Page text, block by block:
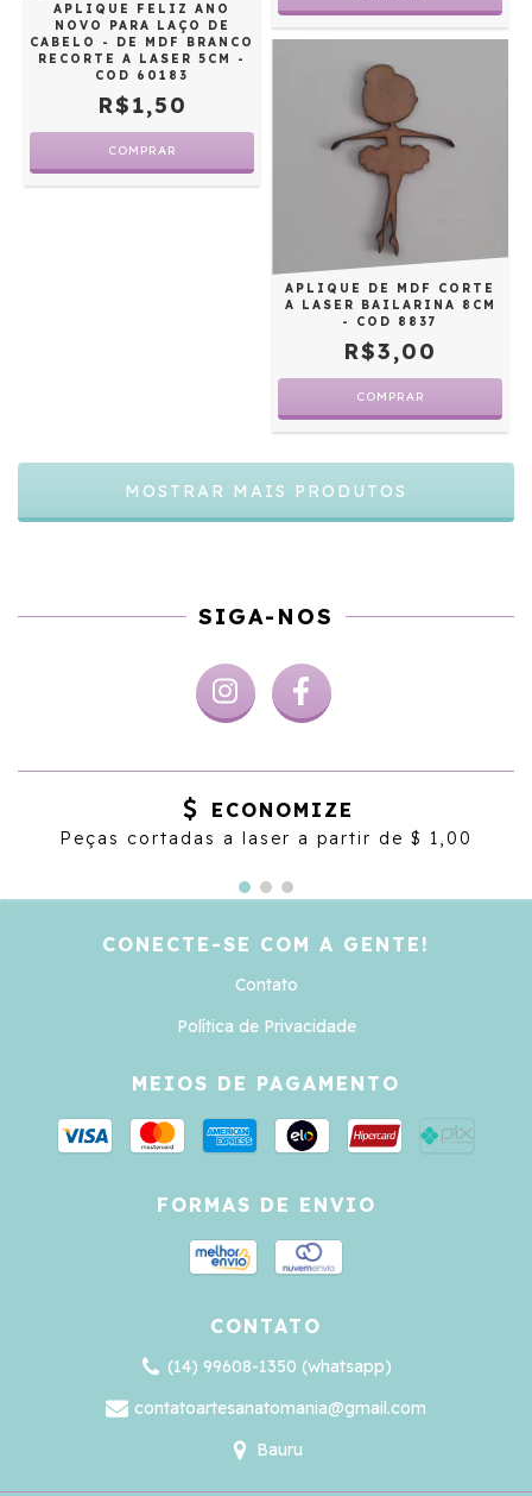
APLIQUE FELIZ ANO
NOVO PARA LAÇO DE
CABELO - DE MDF BRANCO
RECORTE A LASER 5CM -
COD 60183
R$1,50
APLIQUE DE MDF CORTE
A LASER BAILARINA 8CM
- COD 8837
R$3,00
MOSTRAR MAIS PRODUTOS
SIGA-NOS
ECONOMIZE
Peças cortadas a laser a partir de $ 1,00
CONECTE-SE COM A GENTE!
Contato
Política de Privacidade
MEIOS DE PAGAMENTO
FORMAS DE ENVIO
CONTATO
(14) 99608-1350 (whatsapp)
contatoartesanatomania@gmail.com
Bauru